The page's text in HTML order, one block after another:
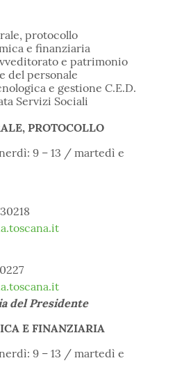
protocollo
e finanziaria
e patrimonio
del personale
e gestione C.E.D.
Servizi Sociali
PROTOCOLLO
9 – 13 / martedì e
del Presidente
E FINANZIARIA
9 – 13 / martedì e